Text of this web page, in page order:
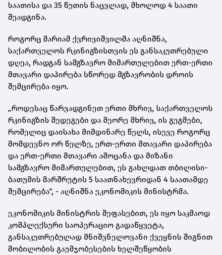
საათისა და 35 წუთის ნაცვლად, მხოლოდ 4 საათი
შეადგინა.
როგორც მარიამ ქვრივიშვილმა აღნიშნა,
საქართველოს რკინიგზისთვის ეს განსაკუთრებული
დღეა, რადგან სამგზავრო მიმართულებით ერთ-ერთი
მთავარი დაპირება სწორედ მგზავრობის დროის
შემცირება იყო.
„როდესაც წარვადგინეთ ერთი მხრივ, საქართველოს
რკინიგზის შედეგები და მეორე მხრივ, ის გეგმები,
რომელიც დაისახა მიმდინარე წელს, ისევე როგორც
მომდევნო ორ წელზე, ერთ-ერთი მთავარი დაპირება
და ერთ-ერთი მთავარი ამოცანა და მიზანი
სამგზავრო მიმართულებით, ეს გახლდათ თბილისი-
ბათუმის მარშრუტის 5 საათნახევრიდან 4 საათამდე
შემცირება“, - აღნიშნა ეკონომიკის მინისტრმა.
ეკონომიკის მინისტრის შეფასებით, ეს იყო საკმაოდ
კომპლექსური საოპერაციო გადაწყვეტა,
განსაკუთრებულად მნიშვნელოვანი ქვეყნის შიგნით
მობილობის გაუმჯობესების ხელშეწყობის